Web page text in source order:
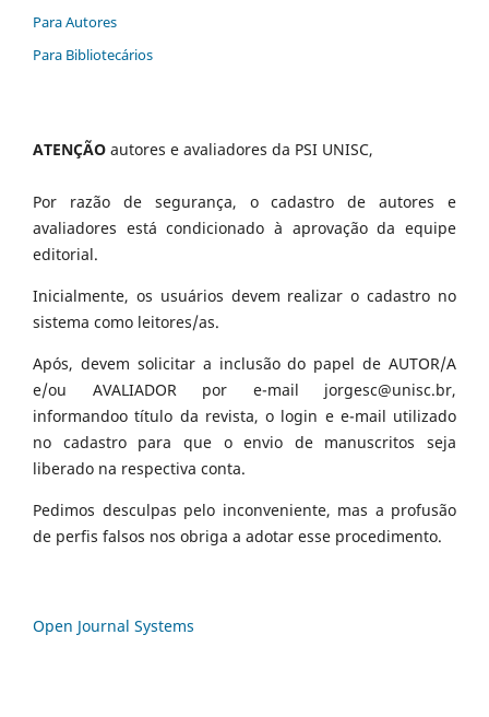
Para Autores
Para Bibliotecários
ATENÇÃO autores e avaliadores da PSI UNISC,
Por razão de segurança, o cadastro de autores e
avaliadores está condicionado à aprovação da equipe
editorial.
Inicialmente, os usuários devem realizar o cadastro no
sistema como leitores/as.
Após, devem solicitar a inclusão do papel de AUTOR/A
e/ou AVALIADOR por e-mail jorgesc@unisc.br,
informandoo título da revista, o login e e-mail utilizado
no cadastro para que o envio de manuscritos seja
liberado na respectiva conta.
Pedimos desculpas pelo inconveniente, mas a profusão
de perfis falsos nos obriga a adotar esse procedimento.
Open Journal Systems